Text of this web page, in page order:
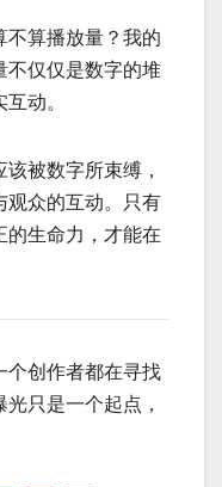
不算播放量？我的
不仅仅是数字的堆
动。
被数字所束缚，
观众的互动。只有
的生命力，才能在
个创作者都在寻找
只是一个起点，